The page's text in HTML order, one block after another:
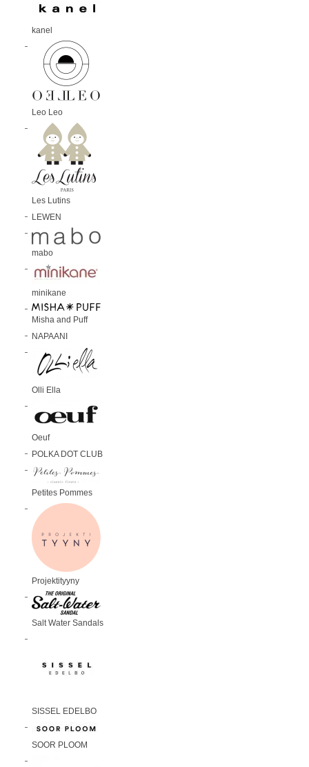
kanel
Leo Leo
Les Lutins
LEWEN
mabo
minikane
Misha and Puff
NAPAANI
Olli Ella
Oeuf
POLKA DOT CLUB
Petites Pommes
Projektityyny
Salt Water Sandals
SISSEL EDELBO
SOOR PLOOM